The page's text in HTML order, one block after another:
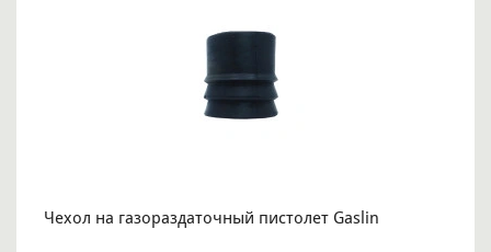
Чехол на газораздаточный пистолет Gaslin